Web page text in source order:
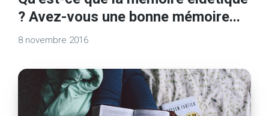
? Avez-vous une bonne mémoire...
8 novembre 2016